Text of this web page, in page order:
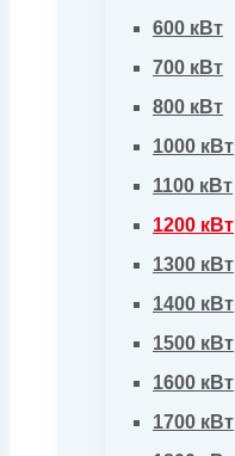
600 кВт
700 кВт
800 кВт
1000 кВт
1100 кВт
1200 кВт
1300 кВт
1400 кВт
1500 кВт
1600 кВт
1700 кВт